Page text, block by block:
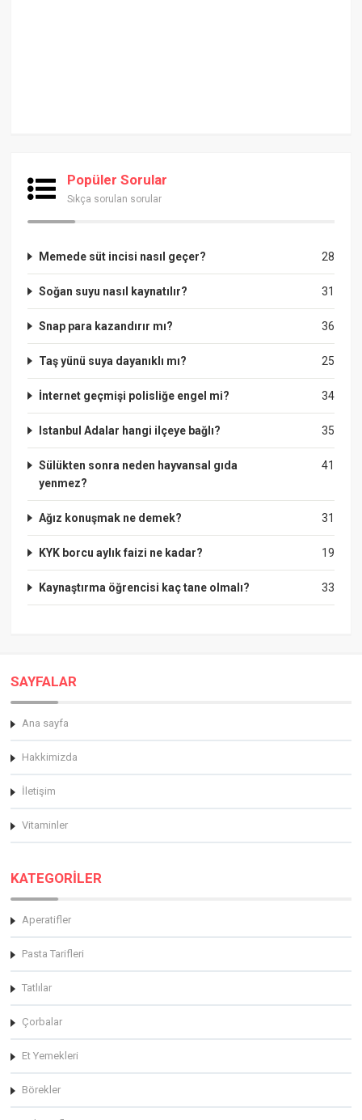
Popüler Sorular
Sıkça sorulan sorular
28
Memede süt incisi nasıl geçer?
31
Soğan suyu nasıl kaynatılır?
36
Snap para kazandırır mı?
25
Taş yünü suya dayanıklı mı?
34
İnternet geçmişi polisliğe engel mi?
35
Istanbul Adalar hangi ilçeye bağlı?
41
Sülükten sonra neden hayvansal gıda
yenmez?
31
Ağız konuşmak ne demek?
19
KYK borcu aylık faizi ne kadar?
33
Kaynaştırma öğrencisi kaç tane olmalı?
SAYFALAR
Ana sayfa
Hakkimizda
İletişim
Vitaminler
KATEGORİLER
Aperatifler
Pasta Tarifleri
Tatlılar
Çorbalar
Et Yemekleri
Börekler